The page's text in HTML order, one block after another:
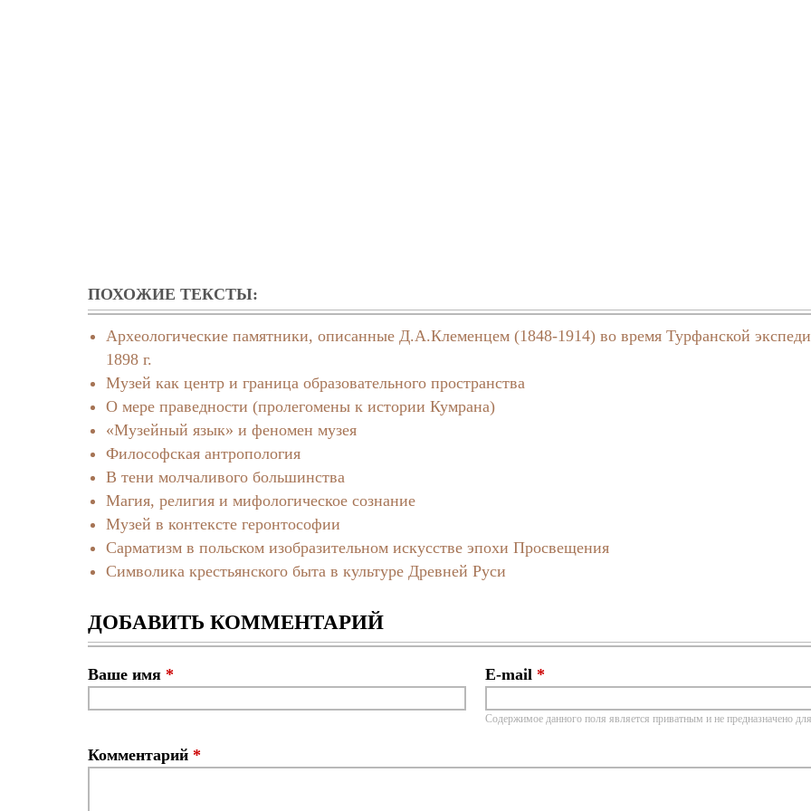
ПОХОЖИЕ ТЕКСТЫ:
Археологические памятники, описанные Д.А.Клеменцем (1848-1914) во время Турфанской
1898 г.
Музей как центр и граница образовательного пространства
О мере праведности (пролегомены к истории Кумрана)
«Музейный язык» и феномен музея
Философская антропология
В тени молчаливого большинства
Mагия, религия и мифологическое сознание
Музей в контексте геронтософии
Сарматизм в польском изобразительном искусстве эпохи Просвещения
Символика крестьянского быта в культуре Древней Руси
ДОБАВИТЬ КОММЕНТАРИЙ
Ваше имя * E-mail *
Содержимое данного поля является приватным и не предназначено
Комментарий *